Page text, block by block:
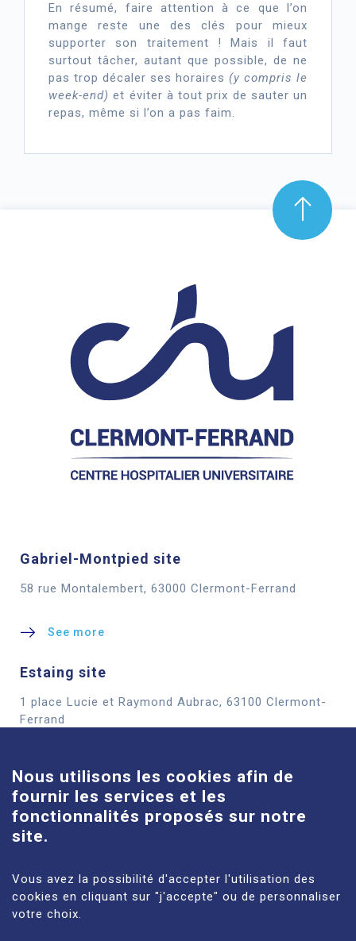
En résumé, faire attention à ce que l’on
mange reste une des clés pour mieux
supporter son traitement ! Mais il faut
surtout tâcher, autant que possible, de ne
pas trop décaler ses horaires (y compris le
week-end) et éviter à tout prix de sauter un
repas, même si l’on a pas faim.
Gabriel-Montpied site
58 rue Montalembert, 63000 Clermont-Ferrand
See more
Estaing site
1 place Lucie et Raymond Aubrac, 63100 Clermont-
Ferrand
Louise-Michel site
61 route de Châteaugay, 63118 Cébazat
See more
Nous utilisons les cookies afin de
fournir les services et les
fonctionnalités proposés sur notre
site.
Vous avez la possibilité d'accepter l'utilisation des
cookies en cliquant sur "j'accepte" ou de personnaliser
votre choix.